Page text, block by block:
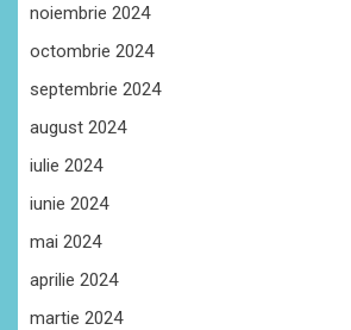
noiembrie 2024
octombrie 2024
septembrie 2024
august 2024
iulie 2024
iunie 2024
mai 2024
aprilie 2024
martie 2024